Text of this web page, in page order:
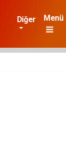
Diğer Menü